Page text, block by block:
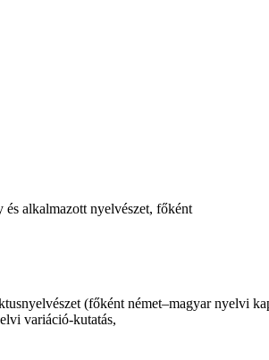
és alkalmazott nyelvészet, főként
(főként német–magyar nyelvi
variáció-kutatás,